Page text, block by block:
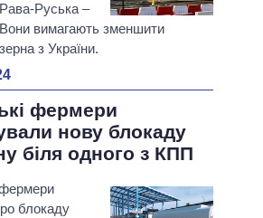
Руська –
Вони вимагають зменшити
з України.
фермери
нову блокаду
біля одного з КПП
блокаду